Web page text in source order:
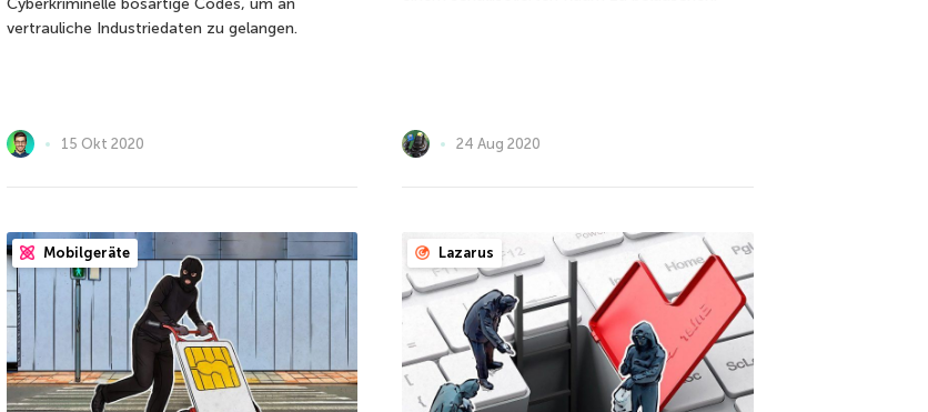
Cyberkriminelle bösartige Codes, um an
vertrauliche Industriedaten zu gelangen.
15 Okt 2020 24 Aug 2020
Mobilgeräte Lazarus